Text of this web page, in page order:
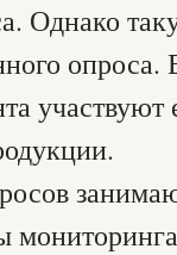
Однако
участвуют